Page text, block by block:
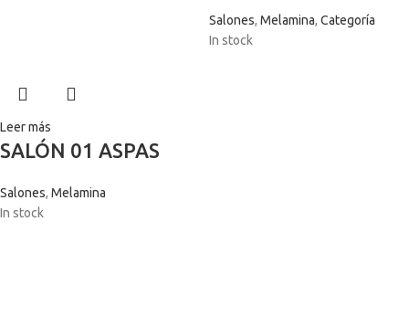
Leer más
SALÓN 01 ASPAS
Salones, Melamina
In stock
Salones, Melamina, Categoría
In stock